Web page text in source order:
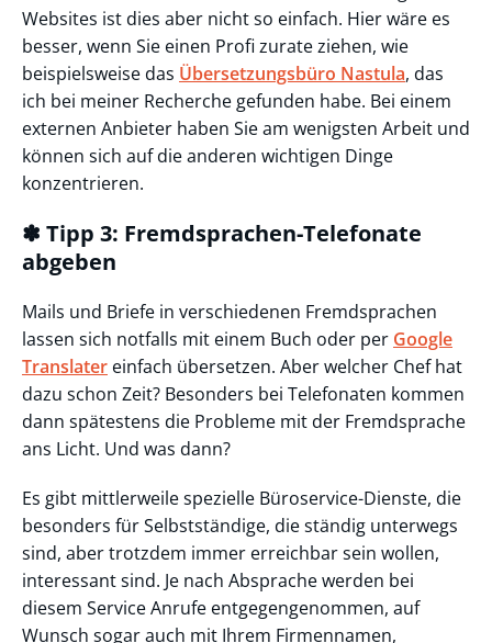
Websites ist dies aber nicht so einfach. Hier wäre es
besser, wenn Sie einen Profi zurate ziehen, wie
beispielsweise das Übersetzungsbüro Nastula, das
ich bei meiner Recherche gefunden habe. Bei einem
externen Anbieter haben Sie am wenigsten Arbeit und
können sich auf die anderen wichtigen Dinge
konzentrieren.
✽ Tipp 3: Fremdsprachen-Telefonate
abgeben
Mails und Briefe in verschiedenen Fremdsprachen
lassen sich notfalls mit einem Buch oder per Google
Translater einfach übersetzen. Aber welcher Chef hat
dazu schon Zeit? Besonders bei Telefonaten kommen
dann spätestens die Probleme mit der Fremdsprache
ans Licht. Und was dann?
Es gibt mittlerweile spezielle Büroservice-Dienste, die
besonders für Selbstständige, die ständig unterwegs
sind, aber trotzdem immer erreichbar sein wollen,
interessant sind. Je nach Absprache werden bei
diesem Service Anrufe entgegengenommen, auf
Wunsch sogar auch mit Ihrem Firmennamen,